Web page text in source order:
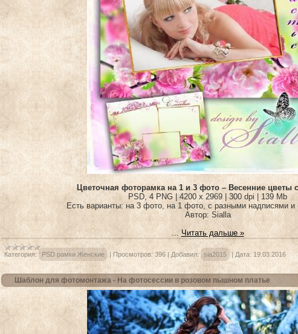
Цветочная фоторамка на 1 и 3 фото – Весенние цветы
PSD, 4 PNG | 4200 x 2969 | 300 dpi | 139 Mb
Есть варианты: на 3 фото, на 1 фото, с разными надписями и
Автор: Sialla
... Читать дальше »
Категория: PSD рамки Женские | Просмотров: 396 | Добавил: sia2015 | Дата: 19.03.2016
Шаблон для фотомонтажа - На фотосессии в розовом пышном платье